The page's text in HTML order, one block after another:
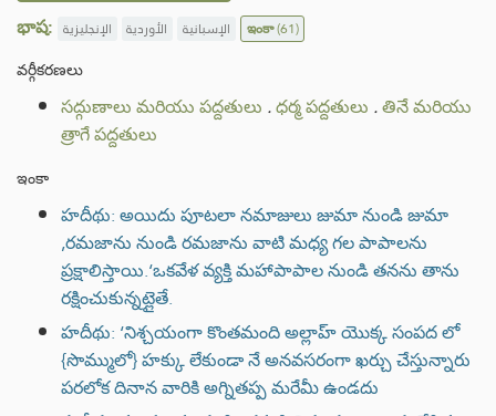
భాష: الإنجليزية الأوردية الإسبانية ఇంకా(61)
వర్గీకరణలు
సద్గుణాలు మరియు పద్దతులు .ధర్మ పద్దతులు .తినే మరియు
త్రాగే పద్దతులు
ఇంకా
హదీథు: అయిదు పూటలా నమాజులు జుమా నుండి జుమా
,రమజాను నుండి రమజాను వాటి మధ్య గల పాపాలను
ప్రక్షాలిస్తాయి.‘ఒకవేళ వ్యక్తి మహాపాపాల నుండి తనను తాను
రక్షించుకున్నట్లైతే.
హదీథు: ‘నిశ్చయంగా కొంతమంది అల్లాహ్ యొక్క సంపద లో
{సొమ్ములో} హక్కు లేకుండా నే అనవసరంగా ఖర్చు చేస్తున్నారు
పరలోక దినాన వారికి అగ్నితప్ప మరేమీ ఉండదు